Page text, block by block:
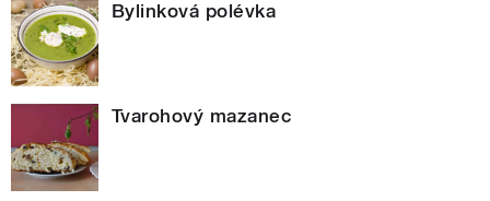
Bylinková polévka
Tvarohový mazanec